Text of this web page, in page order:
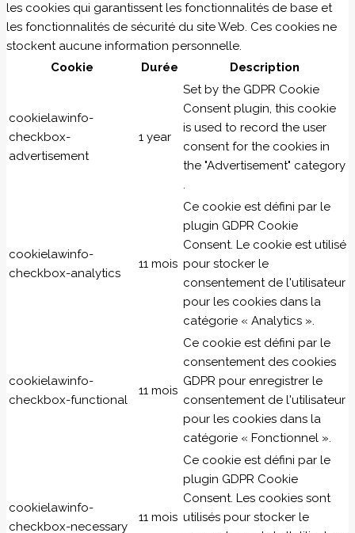
les cookies qui garantissent les fonctionnalités de base et
les fonctionnalités de sécurité du site Web. Ces cookies ne
stockent aucune information personnelle.
Cookie
Durée Description
cookielawinfo-
checkbox-
advertisement
1 year
Set by the GDPR Cookie
Consent plugin, this cookie
is used to record the user
consent for the cookies in
the "Advertisement" category
.
cookielawinfo-
checkbox-analytics
11 mois
Ce cookie est défini par le
plugin GDPR Cookie
Consent. Le cookie est utilisé
pour stocker le
consentement de l'utilisateur
pour les cookies dans la
catégorie « Analytics ».
cookielawinfo-
checkbox-functional
11 mois
Ce cookie est défini par le
consentement des cookies
GDPR pour enregistrer le
consentement de l'utilisateur
pour les cookies dans la
catégorie « Fonctionnel ».
cookielawinfo-
checkbox-necessary
11 mois
Ce cookie est défini par le
plugin GDPR Cookie
Consent. Les cookies sont
utilisés pour stocker le